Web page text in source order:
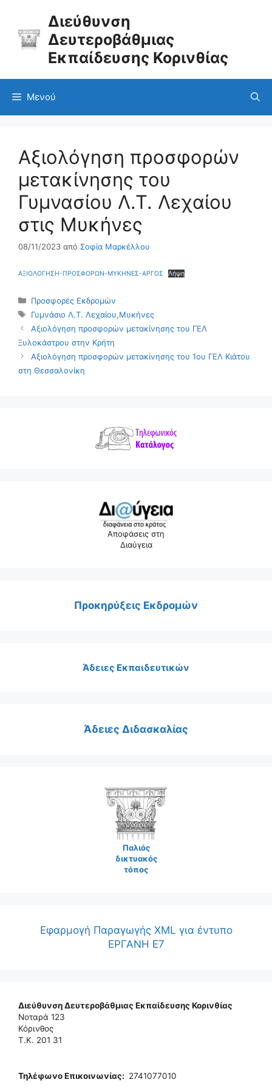
Διεύθυνση
Δευτεροβάθμιας
Εκπαίδευσης Κορινθίας
Μενού
Αξιολόγηση προσφορών
μετακίνησης του
Γυμνασίου Λ.Τ. Λεχαίου
στις Μυκήνες
08/11/2023 από Σοφία Μαρκέλλου
ΑΞΙΟΛΟΓΗΣΗ-ΠΡΟΣΦΟΡΩΝ-ΜΥΚΗΝΕΣ-ΑΡΓΟΣ Λήψη
Κατηγορίες
Προσφορές Εκδρομών
Ετικέτες
Γυμνάσιο Λ.Τ. Λεχαίου,Μυκήνες
Αξιολόγηση προσφορών μετακίνησης του ΓΕΛ
Ξυλοκάστρου στην Κρήτη
Αξιολόγηση προσφορών μετακίνησης του 1ου ΓΕΛ Κιάτου
στη Θεσσαλονίκη
Αποφάσεις στη
Διαύγεια
Προκηρύξεις Εκδρομών
Άδειες Εκπαιδευτικών
Άδειες Διδασκαλίας
Παλιός
δικτυακός
τόπος
Εφαρμογή Παραγωγής XML για έντυπο
ΕΡΓΑΝΗ Ε7
Διεύθυνση Δευτεροβάθμιας Εκπαίδευσης Κορινθίας
Νοταρά 123
Κόρινθος
Τ.Κ. 201 31
Τηλέφωνo Επικοινωνίας: 2741077010